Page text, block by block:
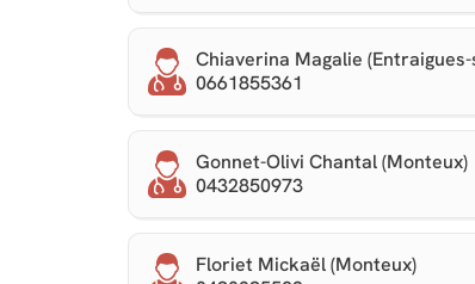
Chiaverina Magalie
0661855361
Gonnet-Olivi Chantal (Monteux)
0432850973
Floriet Mickaël (Monteux)